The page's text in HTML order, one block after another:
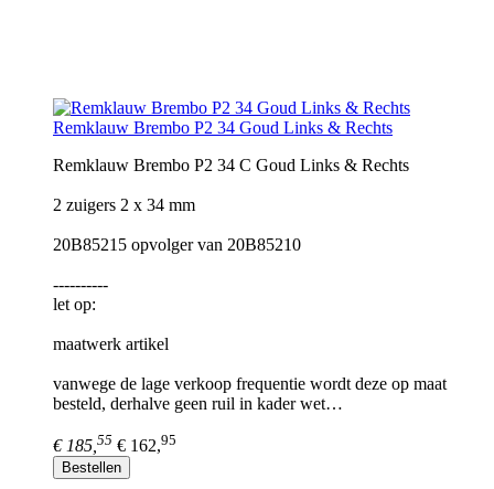
Remklauw Brembo P2 34 Goud Links & Rechts
Remklauw Brembo P2 34 C Goud Links & Rechts
2 zuigers 2 x 34 mm
20B85215 opvolger van 20B85210
----------
let op:
maatwerk artikel
vanwege de lage verkoop frequentie wordt deze op maat
besteld, derhalve geen ruil in kader wet…
€ 185, 55 € 162,95
Bestellen